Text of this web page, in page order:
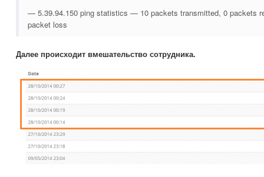
— 5.39.94.150 ping statistics — 10 packets transmitted, 0 packets
packet loss
Далее происходит вмешательство сотрудника.